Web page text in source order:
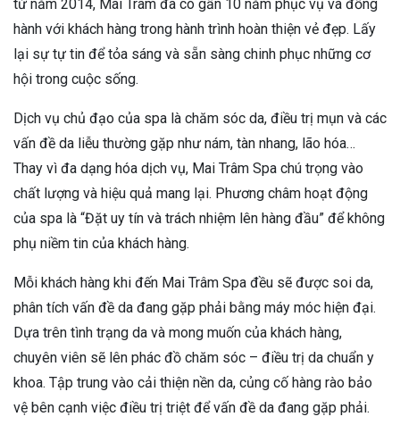
từ năm 2014, Mai Trâm đã có gần 10 năm phục vụ và đồng
hành với khách hàng trong hành trình hoàn thiện vẻ đẹp. Lấy
lại sự tự tin để tỏa sáng và sẵn sàng chinh phục những cơ
hội trong cuộc sống.
Dịch vụ chủ đạo của spa là chăm sóc da, điều trị mụn và các
vấn đề da liễu thường gặp như nám, tàn nhang, lão hóa…
Thay vì đa dạng hóa dịch vụ, Mai Trâm Spa chú trọng vào
chất lượng và hiệu quả mang lại. Phương châm hoạt động
của spa là “Đặt uy tín và trách nhiệm lên hàng đầu” để không
phụ niềm tin của khách hàng.
Mỗi khách hàng khi đến Mai Trâm Spa đều sẽ được soi da,
phân tích vấn đề da đang gặp phải bằng máy móc hiện đại.
Dựa trên tình trạng da và mong muốn của khách hàng,
chuyên viên sẽ lên phác đồ chăm sóc – điều trị da chuẩn y
khoa. Tập trung vào cải thiện nền da, củng cố hàng rào bảo
vệ bên cạnh việc điều trị triệt để vấn đề da đang gặp phải.